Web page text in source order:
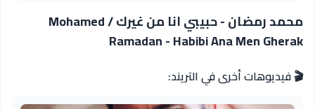
محمد رمضان - حبيبي انا من غيرك / Mohamed
Ramadan - Habibi Ana Men Gherak
🎬 فيديوهات أخرى في التريند: